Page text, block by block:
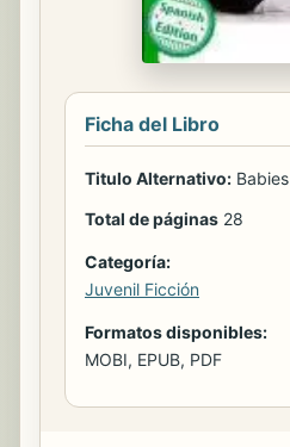
Ficha del Libro
Titulo Alternativo: Babies
Total de páginas 28
Categoría:
Juvenil Ficción
Formatos disponibles:
MOBI, EPUB, PDF